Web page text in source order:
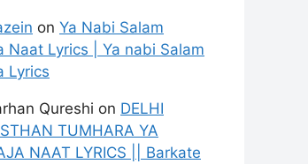
on Ya Nabi Salam
Naat Lyrics | Ya nabi Salam
Lyrics
Qureshi on DELHI
TUMHARA YA
NAAT LYRICS || Barkate